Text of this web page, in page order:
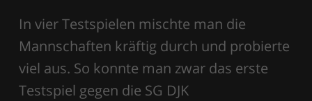
In vier Testspielen mischte man die
Mannschaften kräftig durch und probierte
viel aus. So konnte man zwar das erste
Testspiel gegen die SG DJK